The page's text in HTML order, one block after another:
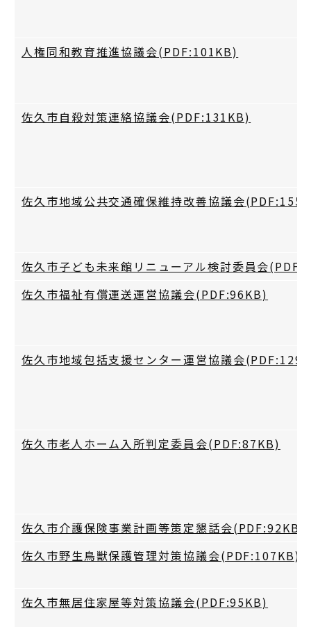
人権同和教育推進協議会(PDF:101KB)
佐久市自殺対策連絡協議会(PDF:131KB)
佐久市地域公共交通確保維持改善協議会
佐久市子ども未来館リニューアル検討委員会
佐久市福祉有償運送運営協議会(PDF:96KB)
佐久市地域包括支援センター運営協議会
佐久市老人ホーム入所判定委員会(PDF:87KB)
佐久市介護保険事業計画等策定懇話会(PDF:92KB)
佐久市野生鳥獣保護管理対策協議会(PDF:107KB)
佐久市無居住家屋等対策協議会(PDF:95KB)